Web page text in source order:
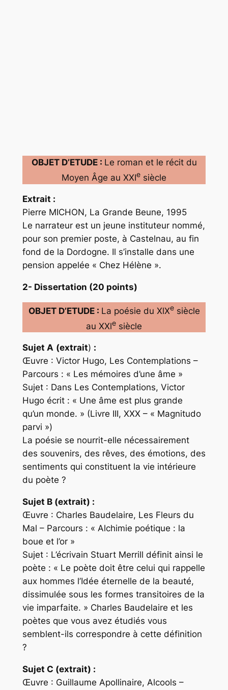
OBJET D’ETUDE : Le roman et le récit du
Moyen Âge au XXIe siècle
Extrait :
Pierre MICHON, La Grande Beune, 1995
Le narrateur est un jeune instituteur nommé,
pour son premier poste, à Castelnau, au fin
fond de la Dordogne. Il s’installe dans une
pension appelée « Chez Hélène ».
2- Dissertation (20 points)
OBJET D’ETUDE : La poésie du XlXesiècle
au XXle siècle
Sujet A (extrait) :
Œuvre : Victor Hugo, Les Contemplations –
Parcours : « Les mémoires d’une âme »
Sujet : Dans Les Contemplations, Victor
Hugo écrit : « Une âme est plus grande
qu’un monde. » (Livre III, XXX – « Magnitudo
parvi »)
La poésie se nourrit-elle nécessairement
des souvenirs, des rêves, des émotions, des
sentiments qui constituent la vie intérieure
du poète ?
Sujet B (extrait) :
Œuvre : Charles Baudelaire, Les Fleurs du
Mal – Parcours : « Alchimie poétique : la
boue et l’or »
Sujet : L’écrivain Stuart Merrill définit ainsi le
poète : « Le poète doit être celui qui rappelle
aux hommes l’Idée éternelle de la beauté,
dissimulée sous les formes transitoires de la
vie imparfaite. » Charles Baudelaire et les
poètes que vous avez étudiés vous
semblent-ils correspondre à cette définition
?
Sujet C (extrait) :
Œuvre : Guillaume Apollinaire, Alcools –